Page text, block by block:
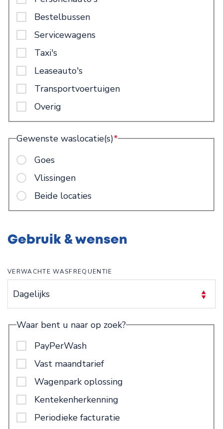
Bestelbussen
Servicewagens
Taxi's
Leaseauto's
Transportvoertuigen
Overig
Gewenste waslocatie(s)*
Goes
Vlissingen
Beide locaties
Gebruik & wensen
VERWACHTE WASFREQUENTIE
Waar bent u naar op zoek?
PayPerWash
Vast maandtarief
Wagenpark oplossing
Kentekenherkenning
Periodieke facturatie